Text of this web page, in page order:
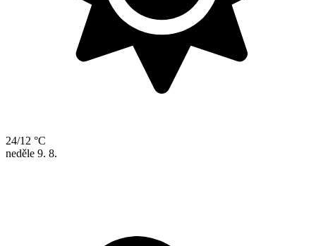
24/12 °C
neděle 9. 8.